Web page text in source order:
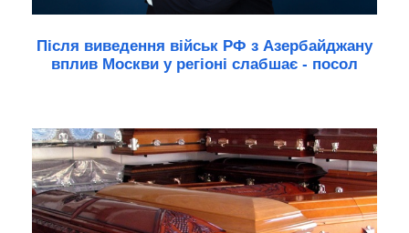
Після виведення військ РФ з Азербайджану
вплив Москви у регіоні слабшає - посол